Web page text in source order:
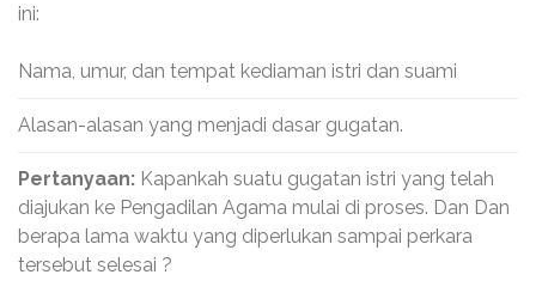
ini:
Nama, umur, dan tempat kediaman istri dan suami
Alasan-alasan yang menjadi dasar gugatan.
Pertanyaan: Kapankah suatu gugatan istri yang telah
diajukan ke Pengadilan Agama mulai di proses. Dan Dan
berapa lama waktu yang diperlukan sampai perkara
tersebut selesai ?